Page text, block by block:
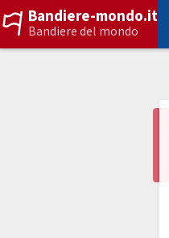
Bandiere-mondo.it
Bandiere del mondo